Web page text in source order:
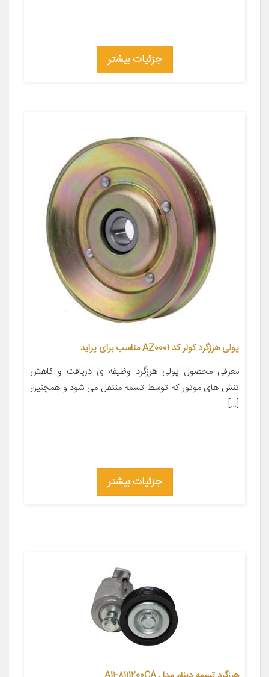
جزئیات بیشتر
پولی هرزگرد کولر کد AZ0001 مناسب برای پراید
معرفی محصول پولی هرزگرد وظیفه ی دریافت و کاهش
تنش های موتور که توسط تسمه منتقل می شود و همچنین
[…]
جزئیات بیشتر